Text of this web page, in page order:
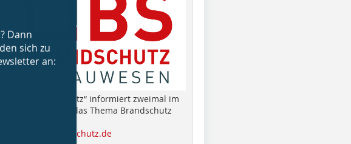
Dann
sich zu
an:
„BS Brandschutz“ informiert zweimal im
Jahr rund um das Thema Brandschutz
www.bsbrandschutz.de